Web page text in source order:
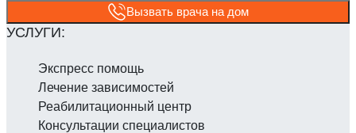
Вызвать врача на дом
Экспресс помощь
Лечение зависимостей
Реабилитаци­онный центр
Консультации специалистов